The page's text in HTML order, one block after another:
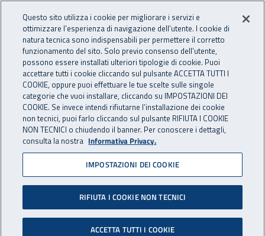
INAIL - Istituto Nazionale
Apri cerca
Navigazione principale
Navigazione - Ti trovi in:
Home Inail comunica Avvisi
OT23 anno 2021:
pubblicato aggiornamento
delle faq sulla domanda di
riduzione del tasso medio
per prevenzione
Questo sito utilizza i cookie per migliorare i servizi e
ottimizzare l’esperienza di navigazione dell’utente. I cookie di
natura tecnica sono indispensabili per permettere il corretto
funzionamento del sito. Solo previo consenso dell’utente,
possono essere installati ulteriori tipologie di cookie. Puoi
accettare tutti i cookie cliccando sul pulsante ACCETTA TUTTI I
COOKIE, oppure puoi effettuare le tue scelte sulle singole
categorie che vuoi installare, cliccando su IMPOSTAZIONI DEI
COOKIE. Se invece intendi rifiutarne l’installazione dei cookie
non tecnici, puoi farlo cliccando sul pulsante RIFIUTA I COOKIE
NON TECNICI o chiudendo il banner. Per conoscere i dettagli,
consulta la nostra Informativa Privacy.
IMPOSTAZIONI DEI COOKIE
RIFIUTA I COOKIE NON TECNICI
ACCETTA TUTTI I COOKIE